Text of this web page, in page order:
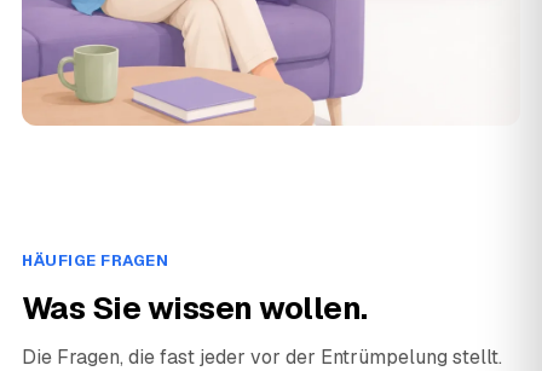
HÄUFIGE FRAGEN
Was Sie wissen wollen.
Die Fragen, die fast jeder vor der Entrümpelung stellt.